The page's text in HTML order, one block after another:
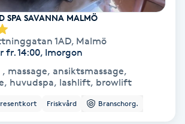
SPA SAVANNA MALMÖ
1AD, Malmö
fr. 14:00, Imorgon
massage, ansiktsmassage,
huvudspa, lashlift, browlift
Friskvård Branschorg.